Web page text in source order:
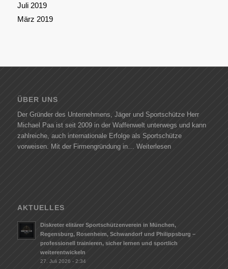
Juli 2019
März 2019
ÜBER UNS
Der Gründer des Unternehmens, Jäger und Sportschütze Herr
Michael Paa ist seit 2009 in der Waffenwelt unterwegs und kann
zahlreiche, auch internationale Erfolge als Sportschütze
vorweisen. Mit der Firmengründung in… Weiterlesen
AKTUELLES
Diskreter elitärer Sportschützenverein in München,
Regensburg, Rosenheim, Schwandorf und Philippsburg –
professionell trainieren, sicher lernen und sportlich
weiterentwickeln
27. Juli 2026 - 2:34